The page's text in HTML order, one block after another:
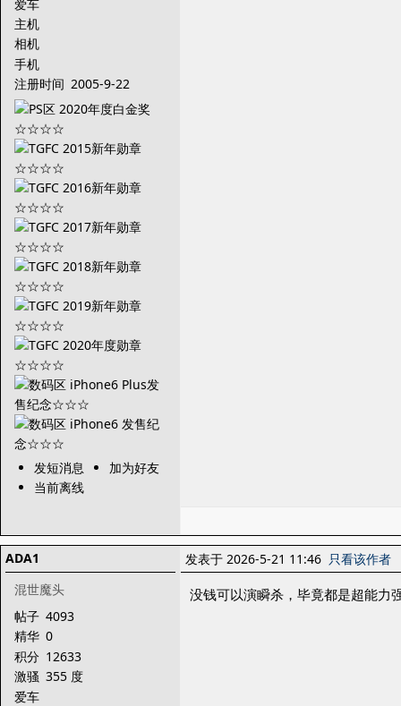
爱车
主机
相机
手机
注册时间 2005-9-22
发短消息
加为好友
当前离线
ADA1
混世魔头
帖子 4093
精华 0
积分 12633
激骚 355 度
爱车
发表于 2026-5-21 11:46 只看该作者
没钱可以演瞬杀，毕竟都是超能力